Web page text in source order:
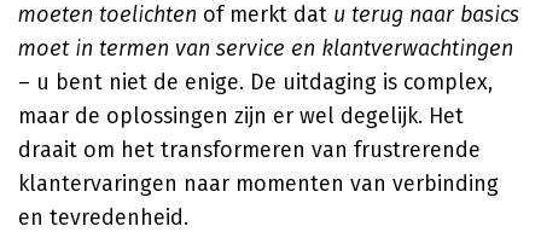
moeten toelichten of merkt dat u terug naar basics
moet in termen van service en klantverwachtingen
– u bent niet de enige. De uitdaging is complex,
maar de oplossingen zijn er wel degelijk. Het
draait om het transformeren van frustrerende
klantervaringen naar momenten van verbinding
en tevredenheid.